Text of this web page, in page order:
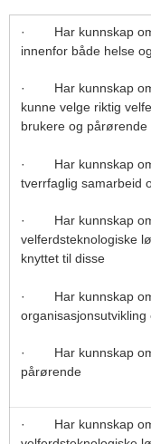
· Har kunnskap om
innenfor både helse
· Har kunnskap om
kunne velge riktig
brukere og pårørende
· Har kunnskap om
tverrfaglig samarbeid
· Har kunnskap om
velferdsteknologiske
knyttet til disse
· Har kunnskap om
· Har kunnskap om
pårørende
· Har kunnskap om